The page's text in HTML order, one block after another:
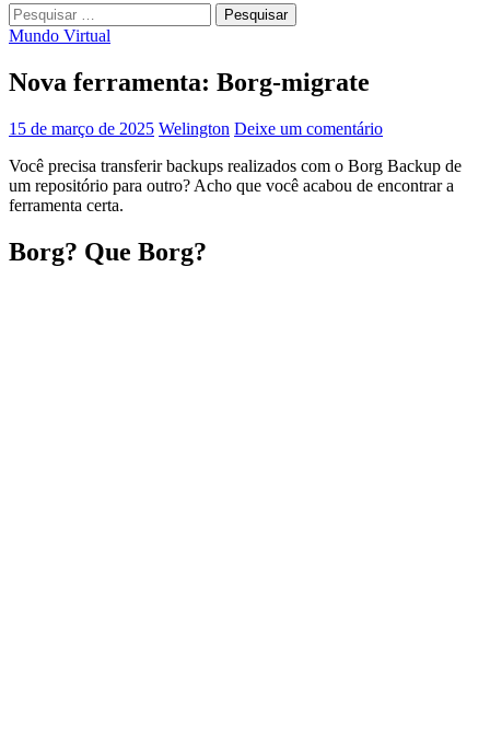
Pesquisar
por:
Mundo Virtual
Nova ferramenta: Borg-migrate
15 de março de 2025 Welington Deixe um comentário
Você precisa transferir backups realizados com o Borg Backup de
um repositório para outro? Acho que você acabou de encontrar a
ferramenta certa.
Borg? Que Borg?